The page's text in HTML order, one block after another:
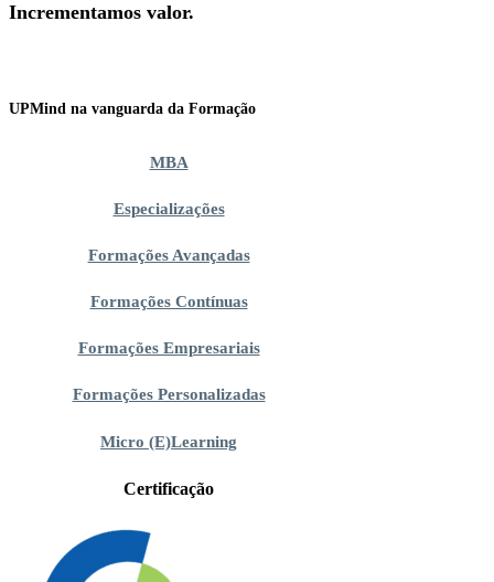
Incrementamos valor.
UPMind na vanguarda da Formação
MBA
Especializações
Formações Avançadas
Formações Contínuas
Formações Empresariais
Formações Personalizadas
Micro (E)Learning
Certificação